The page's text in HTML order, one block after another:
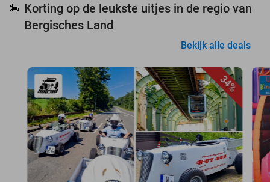
🎠 Korting op de leukste uitjes in de regio van
Bergisches Land
Bekijk alle deals
34%